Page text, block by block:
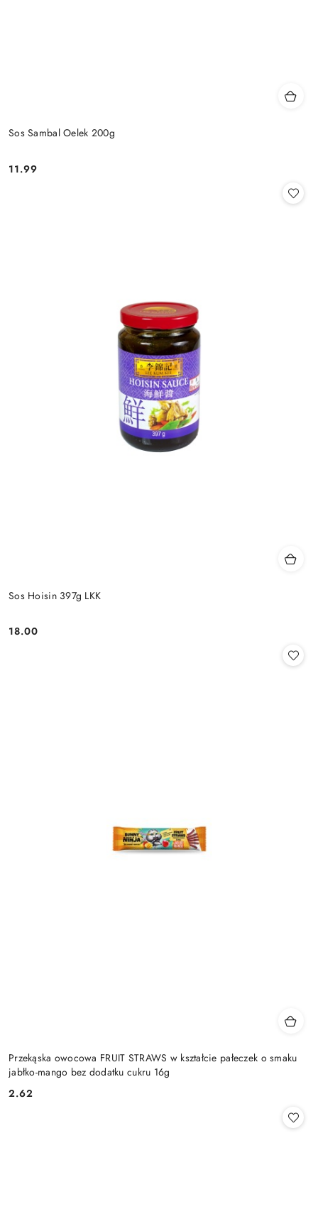
Sos Sambal Oelek 200g
Cena:
11.99
Sos Hoisin 397g LKK
Cena:
18.00
Przekąska owocowa FRUIT STRAWS w kształcie pałeczek o smaku
jabłko-mango bez dodatku cukru 16g
Cena:
2.62